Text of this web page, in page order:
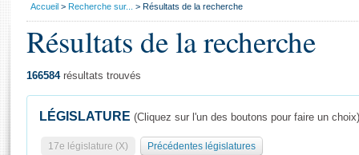
Général
Vous
Accueil Recherche sur... Résultats de la recherche
Résultats de la recherche
166584résultats trouvés
LÉGISLATURE (Cliquez sur l'un des boutons pour faire un choix)
17e législature (X) Précédentes législatures